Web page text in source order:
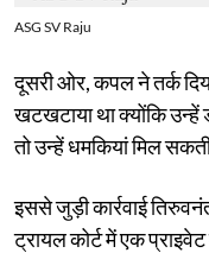
ASG SV Raju
दूसरी ओर, कपल ने तर्क
खटखटाया था क्योंकि उन्हें
तो उन्हें धमकियां मिल
इससे जुड़ी कार्रवाई
ट्रायल कोर्ट में एक